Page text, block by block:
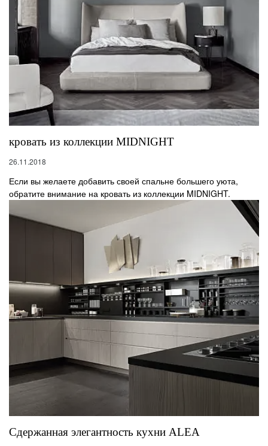
кровать из коллекции MIDNIGHT
26.11.2018
Если вы желаете добавить своей спальне большего уюта,
обратите внимание на кровать из коллекции MIDNIGHT.
Сдержанная элегантность кухни ALEA